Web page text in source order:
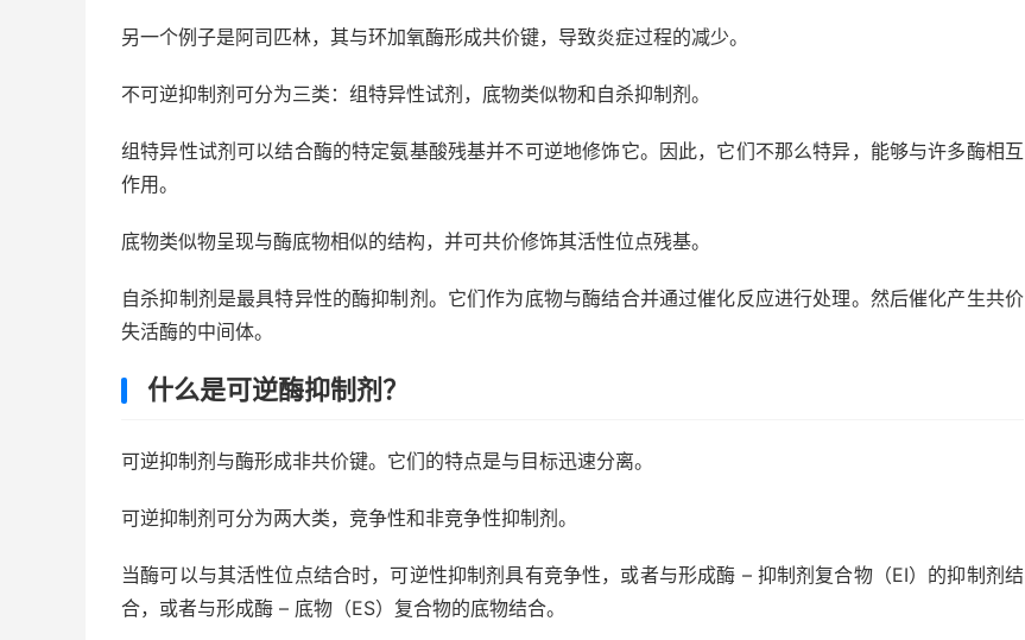
另一个例子是阿司匹林，其与环加氧酶形成共价键，导致炎症过程的减少。
不可逆抑制剂可分为三类：组特异性试剂，底物类似物和自杀抑制剂。
组特异性试剂可以结合酶的特定氨基酸残基并不可逆地修饰它。因此，它们不那么特异，能够与许多酶相互
作用。
底物类似物呈现与酶底物相似的结构，并可共价修饰其活性位点残基。
自杀抑制剂是最具特异性的酶抑制剂。它们作为底物与酶结合并通过催化反应进行处理。然后催化产生共价
失活酶的中间体。
什么是可逆酶抑制剂？
可逆抑制剂与酶形成非共价键。它们的特点是与目标迅速分离。
可逆抑制剂可分为两大类，竞争性和非竞争性抑制剂。
当酶可以与其活性位点结合时，可逆性抑制剂具有竞争性，或者与形成酶 – 抑制剂复合物（EI）的抑制剂结
合，或者与形成酶 – 底物（ES）复合物的底物结合。